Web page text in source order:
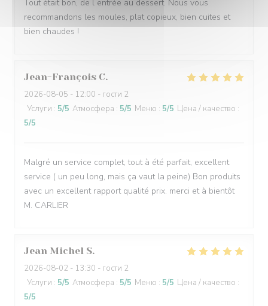
Tout était bon, de l entrée au dessert. Nous vous
recommandons les moules, plat copieux, bien cuites et
bien chaudes !
Jean-François C
2026-08-05 - 12:00 - гости 2
Услуги : 5/5 Атмосфера : 5/5 Меню : 5/5 Цена / качество :
5/5
Malgré un service complet, tout à été parfait, excellent
service ( un peu long, mais ça vaut la peine) Bon produits
avec un excellent rapport qualité prix. merci et à bientôt
M. CARLIER
Jean Michel S
2026-08-02 - 13:30 - гости 2
Услуги : 5/5 Атмосфера : 5/5 Меню : 5/5 Цена / качество :
5/5